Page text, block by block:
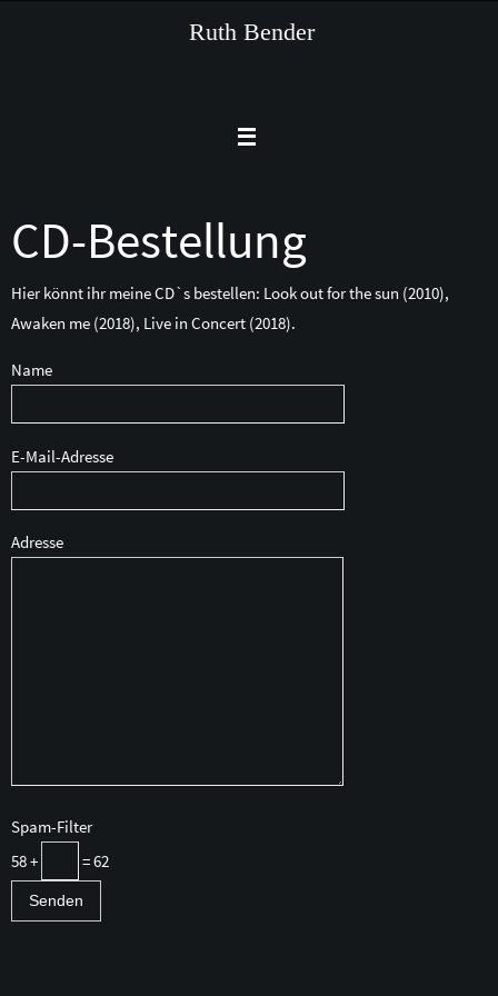
Ruth Bender
CD-Bestellung
Hier könnt ihr meine CD`s bestellen: Look out for the sun (2010),
Awaken me (2018), Live in Concert (2018).
Name
E-Mail-Adresse
Adresse
Spam-Filter
58 +
= 62